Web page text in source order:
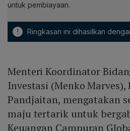
untuk pembiayaan.
! Ringkasan ini dihasilkan
Menteri Koordinator
Investasi (Menko
Pandjaitan, mengatakan
maju tertarik untuk
Keuangan Campuran